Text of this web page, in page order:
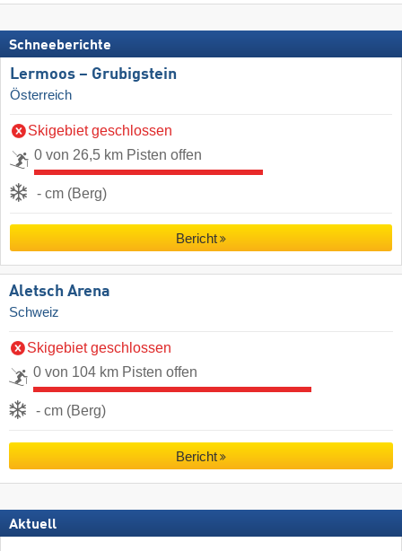
Schneeberichte
Lermoos – Grubigstein
Österreich
Skigebiet geschlossen
0 von 26,5 km Pisten offen
- cm (Berg)
Bericht
Aletsch Arena
Schweiz
Skigebiet geschlossen
0 von 104 km Pisten offen
- cm (Berg)
Bericht
Aktuell